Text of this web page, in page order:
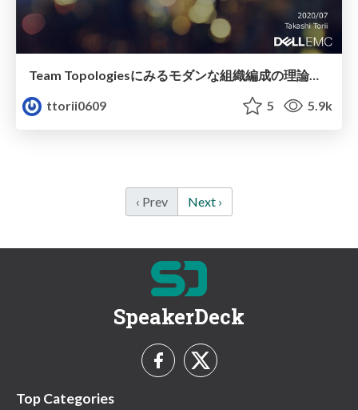
Team Topologiesにみるモダンな組織編成の理論と実際
ttorii0609
5 5.9k
‹ Prev Next ›
SpeakerDeck
Top Categories